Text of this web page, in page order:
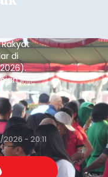
di
Ir.
tersebut
nilai
- 20:11